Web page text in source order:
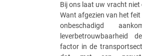
Bij ons laat uw vracht
Want afgezien van het
onbeschadigd
leverbetrouwbaarheid
factor in de